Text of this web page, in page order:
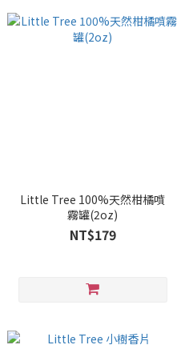
Little Tree 100%天然柑橘噴
霧罐(2oz)
NT$179